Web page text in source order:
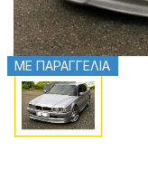
ΜΕ ΠΑΡΑΓΓΕΛΙΑ